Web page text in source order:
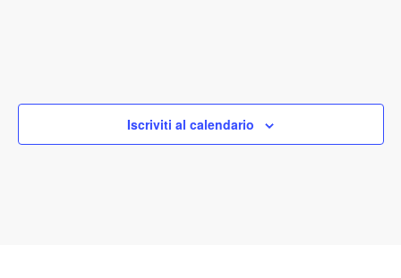
Iscriviti al calendario